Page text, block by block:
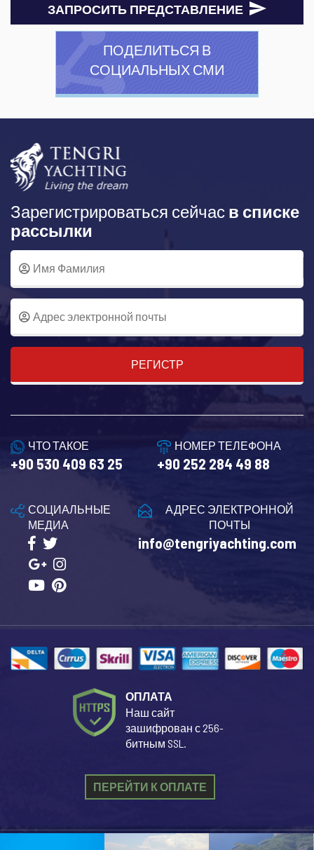
ЗАПРОСИТЬ ПРЕДСТАВЛЕНИЕ
ПОДЕЛИТЬСЯ В
СОЦИАЛЬНЫХ СМИ
Зарегистрироваться сейчас в списке
рассылки
РЕГИСТР
ЧТО ТАКОЕ
+90 530 409 63 25
НОМЕР ТЕЛЕФОНА
+90 252 284 49 88
АДРЕС ЭЛЕКТРОННОЙ
ПОЧТЫ
info@tengriyachting.com
СОЦИАЛЬНЫЕ
МЕДИА
ОПЛАТА
Наш сайт
зашифрован с 256-
битным SSL.
ПЕРЕЙТИ К ОПЛАТЕ